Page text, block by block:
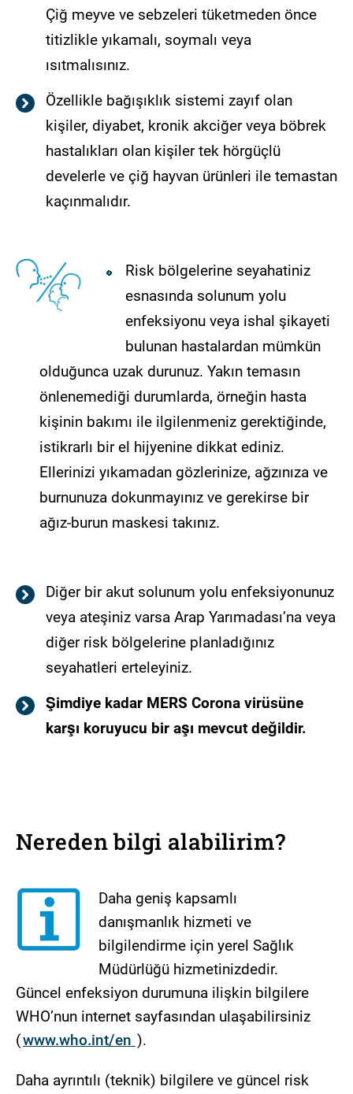
Çiğ meyve ve sebzeleri tüketmeden önce
titizlikle yıkamalı, soymalı veya
ısıtmalısınız.
Özellikle bağışıklık sistemi zayıf olan
kişiler, diyabet, kronik akciğer veya böbrek
hastalıkları olan kişiler tek hörgüçlü
develerle ve çiğ hayvan ürünleri ile temastan
kaçınmalıdır.
Risk bölgelerine seyahatiniz
esnasında solunum yolu
enfeksiyonu veya ishal şikayeti
bulunan hastalardan mümkün
olduğunca uzak durunuz. Yakın temasın
önlenemediği durumlarda, örneğin hasta
kişinin bakımı ile ilgilenmeniz gerektiğinde,
istikrarlı bir el hijyenine dikkat ediniz.
Ellerinizi yıkamadan gözlerinize, ağzınıza ve
burnunuza dokunmayınız ve gerekirse bir
ağız-burun maskesi takınız.
Diğer bir akut solunum yolu enfeksiyonunuz
veya ateşiniz varsa Arap Yarımadası’na veya
diğer risk bölgelerine planladığınız
seyahatleri erteleyiniz.
Şimdiye kadar MERS Corona virüsüne
karşı koruyucu bir aşı mevcut değildir.
Nereden bilgi alabilirim?
Daha geniş kapsamlı
danışmanlık hizmeti ve
bilgilendirme için yerel Sağlık
Müdürlüğü hizmetinizdedir.
Güncel enfeksiyon durumuna ilişkin bilgilere
WHO’nun internet sayfasından ulaşabilirsiniz
(www.who.int/en ).
Daha ayrıntılı (teknik) bilgilere ve güncel risk